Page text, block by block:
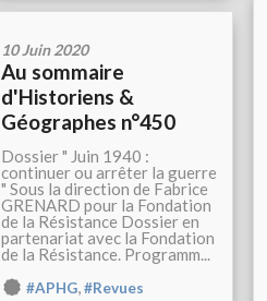
10 Juin 2020
Au sommaire
d'Historiens &
Géographes n°450
Dossier " Juin 1940 :
continuer ou arrêter la guerre
" Sous la direction de Fabrice
GRENARD pour la Fondation
de la Résistance Dossier en
partenariat avec la Fondation
de la Résistance. Programm...
#APHG,#Revues